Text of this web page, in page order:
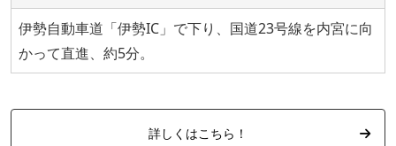
伊勢自動車道「伊勢IC」で下り、国道23号線を内宮に向
かって直進、約5分。
詳しくはこちら！